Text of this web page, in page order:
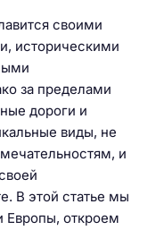
своими
историческими
за пределами
дороги и
виды, не
и
В этой статье мы
Европы, откроем